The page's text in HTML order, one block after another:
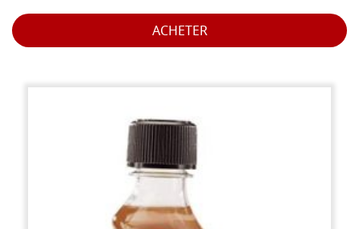
ACHETER